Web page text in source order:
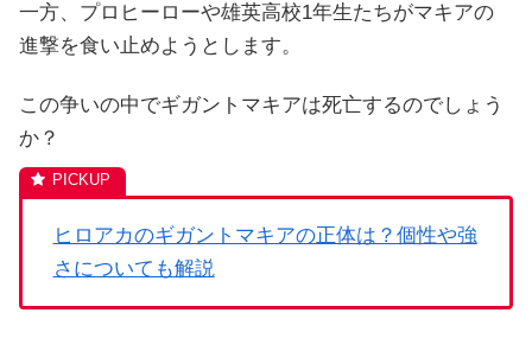
一方、プロヒーローや雄英高校1年生たちがマキアの
進撃を食い止めようとします。
この争いの中でギガントマキアは死亡するのでしょう
か？
ヒロアカのギガントマキアの正体は？個性や強
さについても解説